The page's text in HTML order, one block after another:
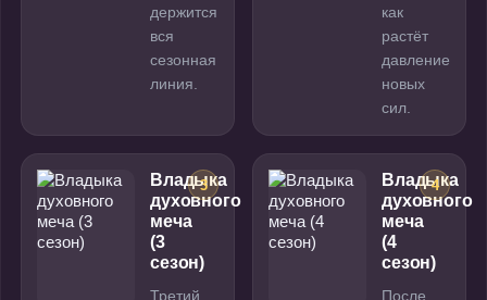
держится
вся
сезонная
линия.
как
растёт
давление
новых
сил.
Владыка
духовного
меча
(3
сезон)
3
Третий
Владыка
духовного
меча
(4
сезон)
4
После